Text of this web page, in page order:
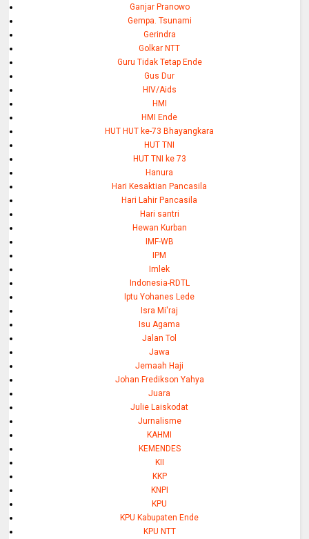
Ganjar Pranowo
Gempa. Tsunami
Gerindra
Golkar NTT
Guru Tidak Tetap Ende
Gus Dur
HIV/Aids
HMI
HMI Ende
HUT HUT ke-73 Bhayangkara
HUT TNI
HUT TNI ke 73
Hanura
Hari Kesaktian Pancasila
Hari Lahir Pancasila
Hari santri
Hewan Kurban
IMF-WB
IPM
Imlek
Indonesia-RDTL
Iptu Yohanes Lede
Isra Mi'raj
Isu Agama
Jalan Tol
Jawa
Jemaah Haji
Johan Fredikson Yahya
Juara
Julie Laiskodat
Jurnalisme
KAHMI
KEMENDES
KII
KKP
KNPI
KPU
KPU Kabupaten Ende
KPU NTT